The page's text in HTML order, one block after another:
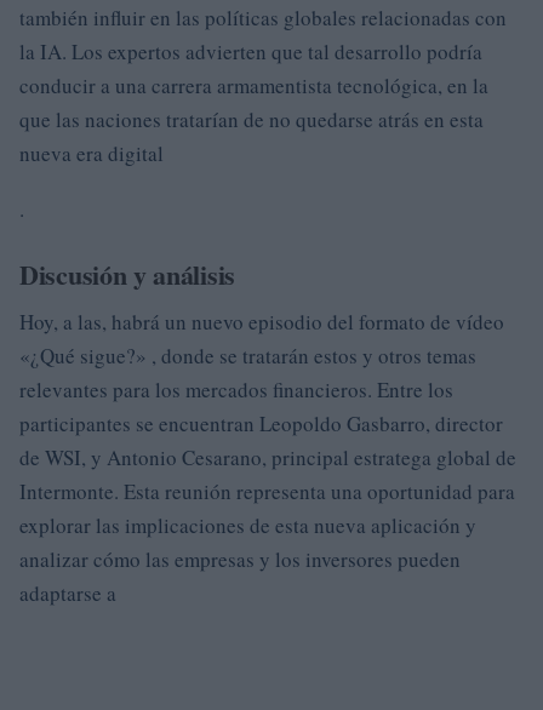
también influir en las políticas globales relacionadas con
la IA. Los expertos advierten que tal desarrollo podría
conducir a una carrera armamentista tecnológica, en la
que las naciones tratarían de no quedarse atrás en esta
nueva era digital
.
Discusión y análisis
Hoy, a las, habrá un nuevo episodio del formato de vídeo
«¿Qué sigue?» , donde se tratarán estos y otros temas
relevantes para los mercados financieros. Entre los
participantes se encuentran Leopoldo Gasbarro, director
de WSI, y Antonio Cesarano, principal estratega global de
Intermonte. Esta reunión representa una oportunidad para
explorar las implicaciones de esta nueva aplicación y
analizar cómo las empresas y los inversores pueden
adaptarse a